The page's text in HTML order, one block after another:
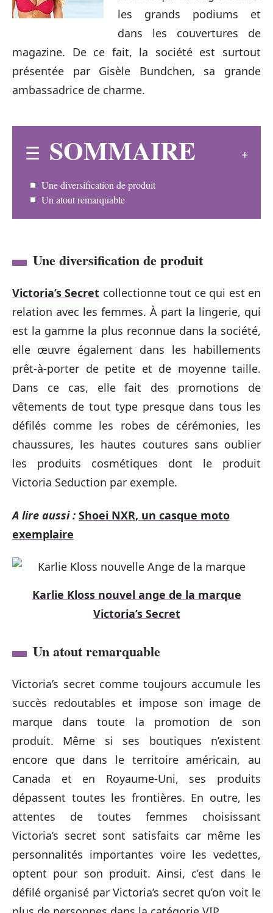
les grands podiums et
dans les couvertures de
magazine. De ce fait, la société est surtout
présentée par Gisèle Bundchen, sa grande
ambassadrice de charme.
SOMMAIRE
Une diversification de produit
Un atout remarquable
Une diversification de produit
Victoria’s Secret collectionne tout ce qui est en
relation avec les femmes. À part la lingerie, qui
est la gamme la plus reconnue dans la société,
elle œuvre également dans les habillements
prêt-à-porter de petite et de moyenne taille.
Dans ce cas, elle fait des promotions de
vêtements de tout type presque dans tous les
défilés comme les robes de cérémonies, les
chaussures, les hautes coutures sans oublier
les produits cosmétiques dont le produit
Victoria Seduction par exemple.
A lire aussi : Shoei NXR, un casque moto
exemplaire
Karlie Kloss nouvel ange de la marque
Victoria’s Secret
Un atout remarquable
Victoria’s secret comme toujours accumule les
succès redoutables et impose son image de
marque dans toute la promotion de son
produit. Même si ses boutiques n’existent
encore que dans le territoire américain, au
Canada et en Royaume-Uni, ses produits
dépassent toutes les frontières. En outre, les
attentes de toutes femmes choisissant
Victoria’s secret sont satisfaits car même les
personnalités importantes voire les vedettes,
optent pour son produit. Ainsi, c’est dans le
défilé organisé par Victoria’s secret qu’on voit le